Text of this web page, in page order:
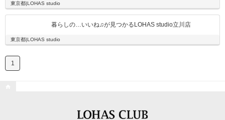
東京都|LOHAS studio
暮らしの…いいね♫が見つかるLOHAS studio立川店
東京都|LOHAS studio
1